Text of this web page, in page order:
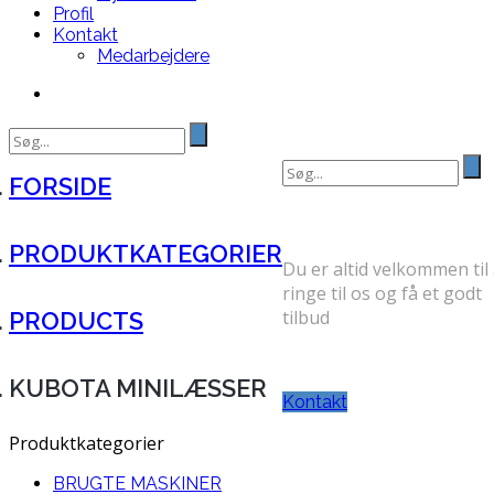
Profil
Kontakt
Medarbejdere
Search
for:
FORSIDE
PRODUKTKATEGORIER
PRODUCTS
KUBOTA MINILÆSSER
Search
for:
Du er altid velkommen til
ringe til os og få et godt
tilbud
Kontakt
Produktkategorier
BRUGTE MASKINER